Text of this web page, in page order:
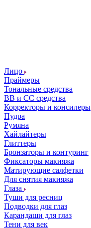
Лицо
Праймеры
Тональные средства
ВВ и СС средства
Корректоры и консилеры
Пудра
Румяна
Хайлайтеры
Глиттеры
Бронзаторы и контуринг
Фиксаторы макияжа
Матирующие салфетки
Для снятия макияжа
Глаза
Туши для ресниц
Подводки для глаз
Карандаши для глаз
Тени для век